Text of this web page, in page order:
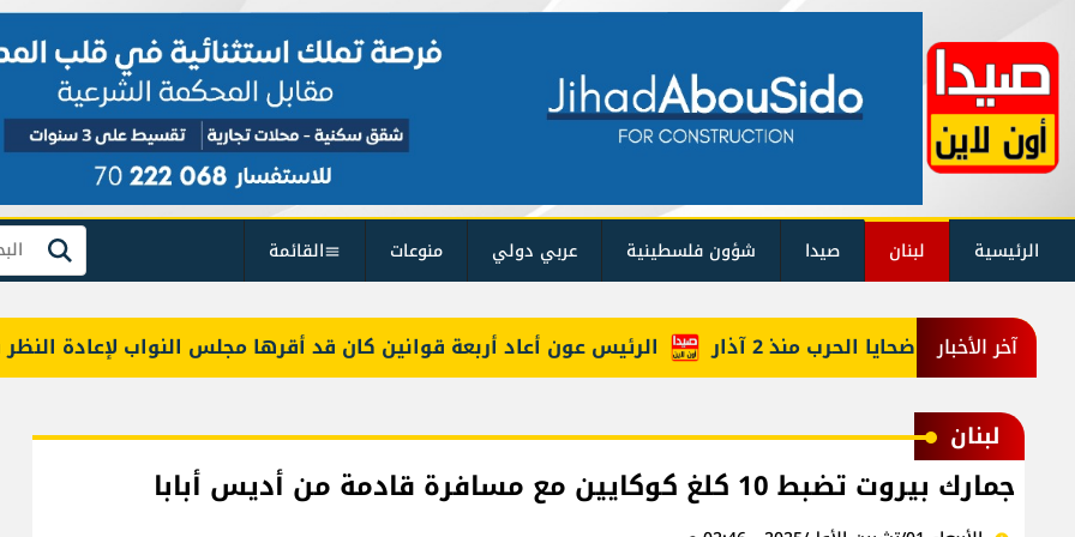
الرئيسية لبنان صيدا شؤون فلسطينية عربي دولي منوعات القائمة بحث
آخر الأخبار الرئيس عون أعاد أربعة قوانين كان قد أقرها مجلس النواب لإعادة النظر فيها حصيلة ضحايا الحرب منذ 2 آذار
لبنان
جمارك بيروت تضبط 10 كلغ كوكايين مع مسافرة قادمة من أديس أبابا